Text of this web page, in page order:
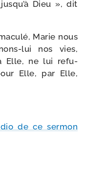
Dieu », dit
Marie nous
​lui nos vies,
Elle, ne lui refu­
Elle, par Elle,
de ce ser­mon